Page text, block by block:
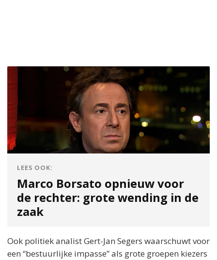
LEES OOK:
Marco Borsato opnieuw voor
de rechter: grote wending in de
zaak
Ook politiek analist Gert-Jan Segers waarschuwt voor
een “bestuurlijke impasse” als grote groepen kiezers